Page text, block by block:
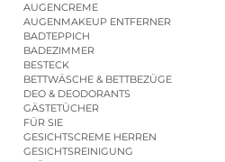
AUGENCREME
AUGENMAKEUP ENTFERNER
BADTEPPICH
BADEZIMMER
BESTECK
BETTWÄSCHE & BETTBEZÜGE
DEO & DEODORANTS
GÄSTETÜCHER
FÜR SIE
GESICHTSCREME HERREN
GESICHTSREINIGUNG